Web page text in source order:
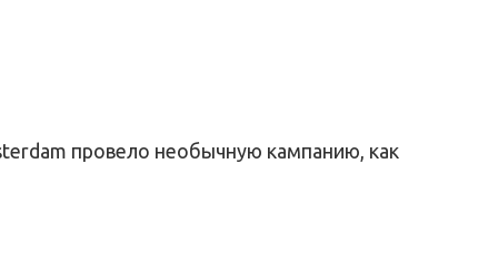
провело необычную кампанию, как